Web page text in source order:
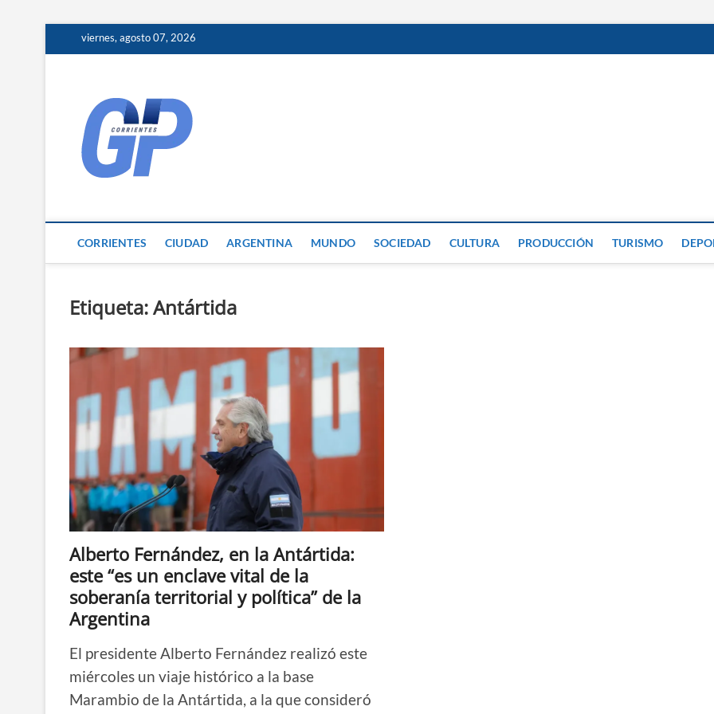
viernes, agosto 07, 2026
CORRIENTES CIUDAD ARGENTINA MUNDO SOCIEDAD CULTURA PRODUCCIÓN TURISMO
Etiqueta:Antártida
Alberto Fernández, en la Antártida:
este “es un enclave vital de la
soberanía territorial y política” de la
Argentina
El presidente Alberto Fernández realizó este
miércoles un viaje histórico a la base
Marambio de la Antártida, a la que consideró